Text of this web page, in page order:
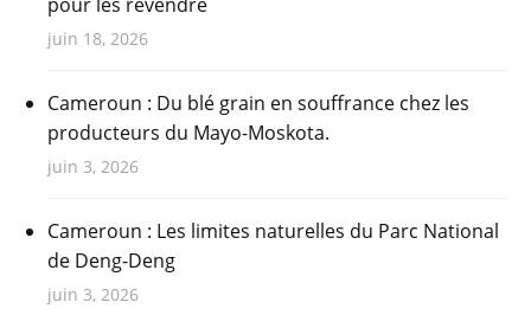
juin 18, 2026
Cameroun : Du blé grain en souffrance chez les
producteurs du Mayo-Moskota.
juin 3, 2026
Cameroun : Les limites naturelles du Parc National
de Deng-Deng
juin 3, 2026